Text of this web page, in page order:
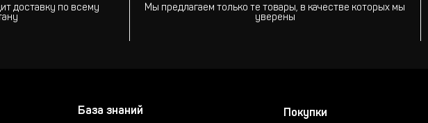
доставку по всему
Мы предлагаем только те товары, в качестве которых мы
уверены
База знаний
Покупки